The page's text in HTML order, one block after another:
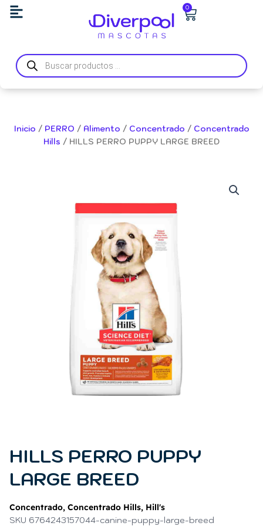
0
Carrito
Búsqueda
de
productos
Inicio / PERRO / Alimento / Concentrado / Concentrado
Hills / HILLS PERRO PUPPY LARGE BREED
HILLS PERRO PUPPY
LARGE BREED
Concentrado, Concentrado Hills, Hill's
SKU 6764243157044-canine-puppy-large-breed